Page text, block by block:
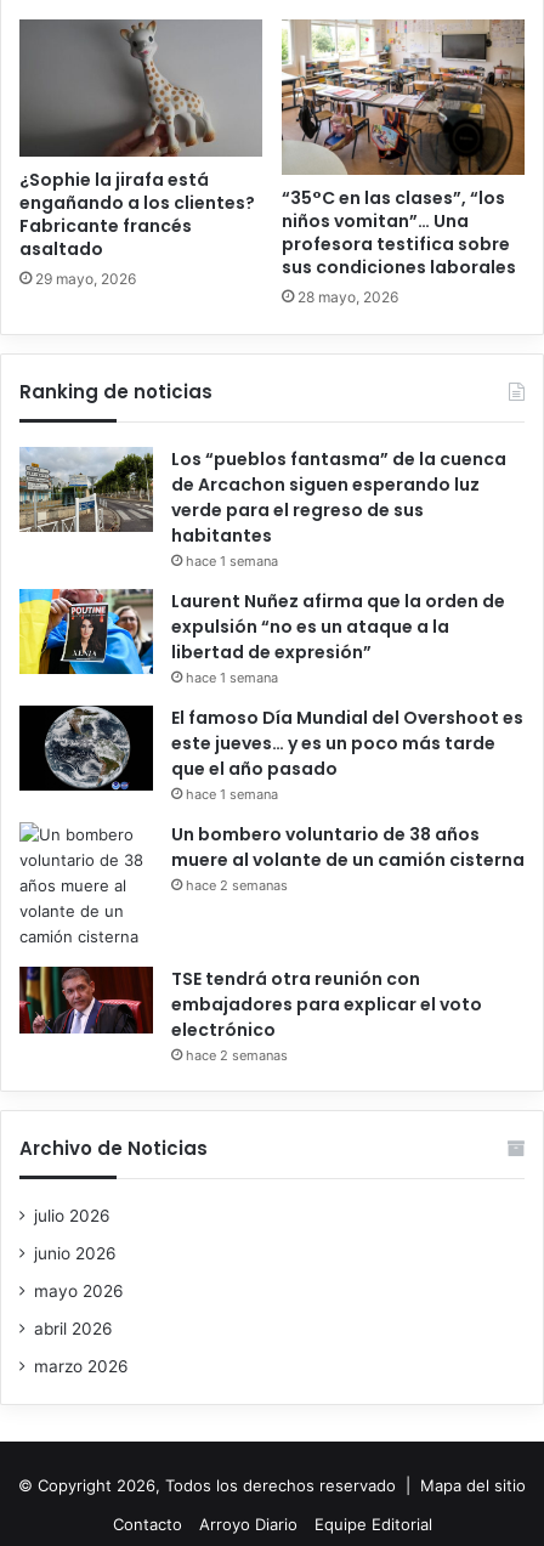
¿Sophie la jirafa está
engañando a los clientes?
Fabricante francés
asaltado
29 mayo, 2026
“35°C en las clases”, “los
niños vomitan”… Una
profesora testifica sobre
sus condiciones laborales
28 mayo, 2026
Ranking de noticias
Los “pueblos fantasma” de la cuenca
de Arcachon siguen esperando luz
verde para el regreso de sus
habitantes
hace 1 semana
Laurent Nuñez afirma que la orden de
expulsión “no es un ataque a la
libertad de expresión”
hace 1 semana
El famoso Día Mundial del Overshoot es
este jueves… y es un poco más tarde
que el año pasado
hace 1 semana
Un bombero voluntario de 38 años
muere al volante de un camión cisterna
hace 2 semanas
TSE tendrá otra reunión con
embajadores para explicar el voto
electrónico
hace 2 semanas
Archivo de Noticias
julio 2026
junio 2026
mayo 2026
abril 2026
marzo 2026
© Copyright 2026, Todos los derechos reservado | Mapa del sitio
Contacto
Arroyo Diario Equipe Editorial